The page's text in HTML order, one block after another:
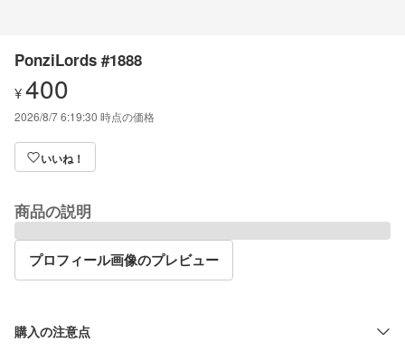
PonziLords #1888
¥400
2026/8/7 6:19:30 時点の価格
いいね！
商品の説明
プロフィール画像のプレビュー
購入の注意点